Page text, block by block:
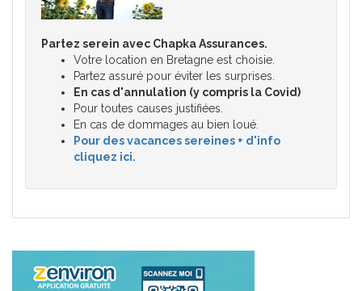
Partez serein avec Chapka Assurances.
Votre location en Bretagne est choisie.
Partez assuré pour éviter les surprises.
En cas d'annulation (y compris la Covid)
Pour toutes causes justifiées.
En cas de dommages au bien loué.
Pour des vacances sereines + d'info
cliquez ici.